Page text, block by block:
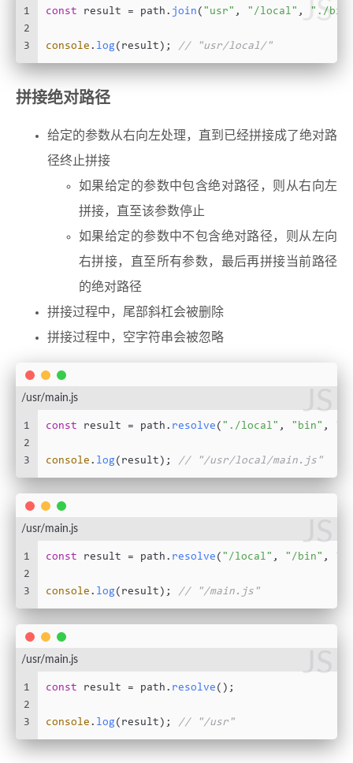
JS
1
2
3
const result = path. join ( "usr" , "/local" , "./
console . log(result); // "usr/local/"
拼接绝对路径
给定的参数从右向左处理，直到已经拼接成了绝对路
径终止拼接
如果给定的参数中包含绝对路径，则从右向左
拼接，直至该参数停止
如果给定的参数中不包含绝对路径，则从左向
右拼接，直至所有参数，最后再拼接当前路径
的绝对路径
拼接过程中，尾部斜杠会被删除
拼接过程中，空字符串会被忽略
JS
/usr/main.js
1
2
3
const result = path. resolve ( "./local" , "bin" ,
console . log(result); // "/usr/local/main.js"
JS
/usr/main.js
1
2
3
const result = path. resolve ( "/local" , "/bin" ,
console . log(result); // "/main.js"
JS
/usr/main.js
1
2
3
const result = path. resolve ();
console . log(result); // "/usr"